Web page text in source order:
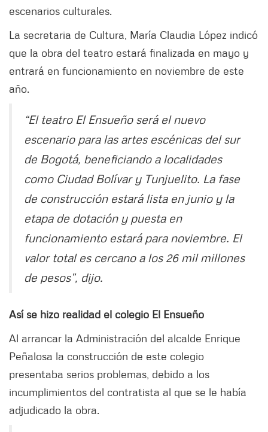
escenarios culturales.
La secretaria de Cultura, María Claudia López indicó
que la obra del teatro estará finalizada en mayo y
entrará en funcionamiento en noviembre de este
año.
“El teatro El Ensueño será el nuevo
escenario para las artes escénicas del sur
de Bogotá, beneficiando a localidades
como Ciudad Bolívar y Tunjuelito. La fase
de construcción estará lista en junio y la
etapa de dotación y puesta en
funcionamiento estará para noviembre. El
valor total es cercano a los 26 mil millones
de pesos”, dijo.
Así se hizo realidad el colegio El Ensueño
Al arrancar la Administración del alcalde Enrique
Peñalosa la construcción de este colegio
presentaba serios problemas, debido a los
incumplimientos del contratista al que se le había
adjudicado la obra.